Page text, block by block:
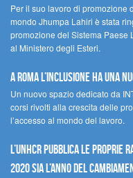
Per il suo lavoro di promozione
mondo Jhumpa Lahiri è stata
promozione del Sistema Paese
al Ministero degli Esteri.
A Roma l’inclusione ha una
Un nuovo spazio dedicato da
corsi rivolti alla crescita delle
l’accesso al mondo del lavoro.
L’UNHCR pubblica le
2020 sia l’anno del